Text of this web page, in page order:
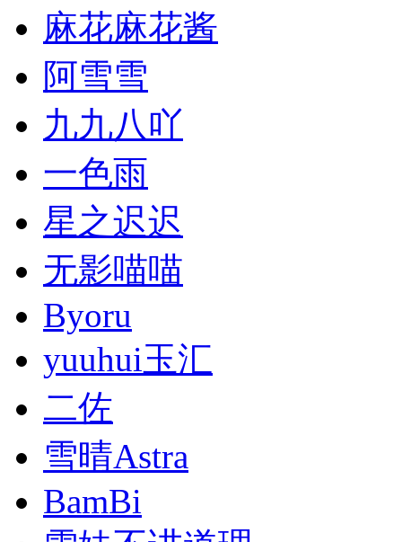
麻花麻花酱
阿雪雪
九九八吖
一色雨
星之迟迟
无影喵喵
Byoru
yuuhui玉汇
二佐
雪晴Astra
BamBi